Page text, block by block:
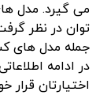
می گیرد. مدل
توان در نظر
جمله مدل های
در ادامه
اختیارتان قرار